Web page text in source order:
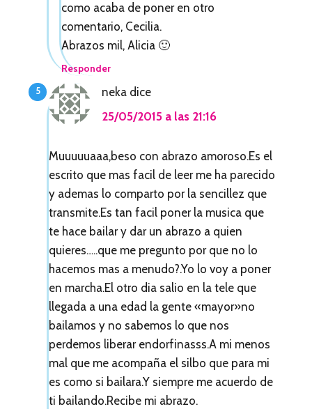
como acaba de poner en otro
comentario, Cecilia.
Abrazos mil, Alicia 🙂
Responder
neka dice
25/05/2015 a las 21:16
Muuuuuaaa,beso con abrazo amoroso.Es el
escrito que mas facil de leer me ha parecido
y ademas lo comparto por la sencillez que
transmite.Es tan facil poner la musica que
te hace bailar y dar un abrazo a quien
quieres…..que me pregunto por que no lo
hacemos mas a menudo?.Yo lo voy a poner
en marcha.El otro dia salio en la tele que
llegada a una edad la gente «mayor»no
bailamos y no sabemos lo que nos
perdemos liberar endorfinasss.A mi menos
mal que me acompaña el silbo que para mi
es como si bailara.Y siempre me acuerdo de
ti bailando.Recibe mi abrazo.